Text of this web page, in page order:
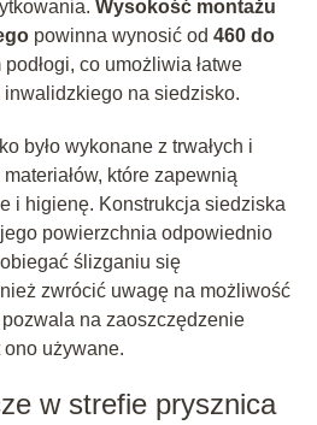
Wysokość montażu
powinna wynosić od 460 do
co umożliwia łatwe
na siedzisko.
było wykonane z trwałych i
które zapewnią
i higienę. Konstrukcja siedziska
powierzchnia odpowiednio
ślizganiu się
zwrócić uwagę na możliwość
na zaoszczędzenie
używane.
w strefie prysznica